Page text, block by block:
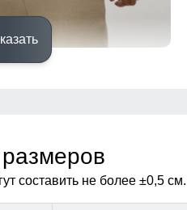
составить не более ±0,5